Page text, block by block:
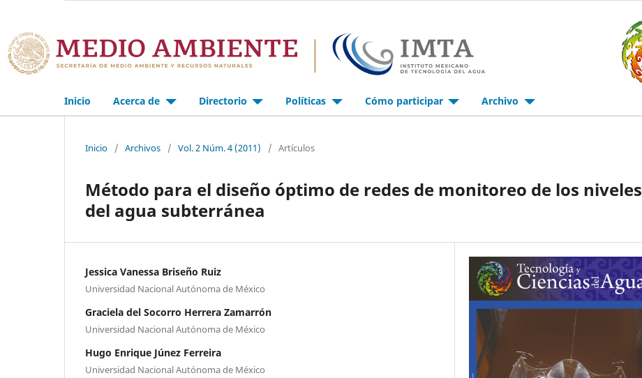
Inicio Acerca de Directorio Políticas Cómo participar Archivo
Inicio / Archivos / Vol. 2 Núm. 4 (2011) / Artículos
Método para el diseño óptimo de redes de monitoreo de los niveles
del agua subterránea
Jessica Vanessa Briseño Ruiz
Universidad Nacional Autónoma de México
Graciela del Socorro Herrera Zamarrón
Universidad Nacional Autónoma de México
Hugo Enrique Júnez Ferreira
Universidad Nacional Autónoma de México